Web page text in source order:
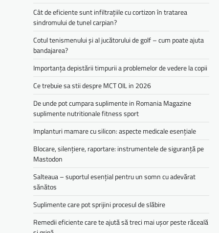
Cât de eficiente sunt infiltrațiile cu cortizon în tratarea
sindromului de tunel carpian?
Cotul tenismenului și al jucătorului de golf – cum poate ajuta
bandajarea?
Importanța depistării timpurii a problemelor de vedere la copii
Ce trebuie sa stii despre MCT OIL in 2026
De unde pot cumpara suplimente in Romania Magazine
suplimente nutritionale fitness sport
Implanturi mamare cu silicon: aspecte medicale esențiale
Blocare, silențiere, raportare: instrumentele de siguranță pe
Mastodon
Salteaua – suportul esențial pentru un somn cu adevărat
sănătos
Suplimente care pot sprijini procesul de slăbire
Remedii eficiente care te ajută să treci mai ușor peste răceală